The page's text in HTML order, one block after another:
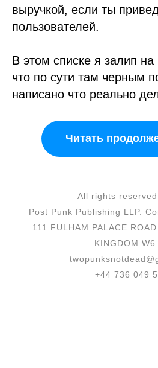
выручкой, если ты
пользователей.
В этом списке я залип
что по сути там черным
написано что реально
Читать
All rights
Post Punk Publishing LLP.
111 FULHAM PALACE
KINGDOM W6
+44 736 049